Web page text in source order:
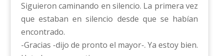
Siguieron caminando en silencio. La primera vez
que estaban en silencio desde que se habían
encontrado.
-Gracias -dijo de pronto el mayor-. Ya estoy bien.